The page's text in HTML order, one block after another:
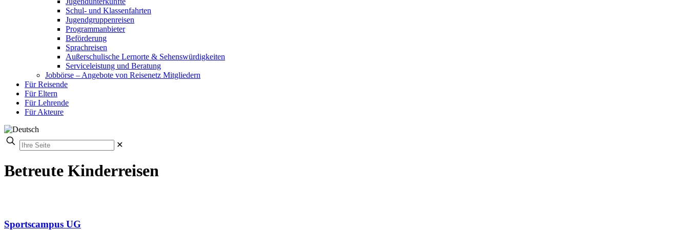
Schul- und Klassenfahrten
Jugendgruppenreisen
Programmanbieter
Beförderung
Sprachreisen
Außerschulische Lernorte & Sehenswürdigkeiten
Serviceleistung und Beratung
Jobbörse – Angebote von Reisenetz Mitgliedern
Für Reisende
Für Eltern
Für Lehrende
Für Akteure
✕
Betreute Kinderreisen
Sportscampus UG